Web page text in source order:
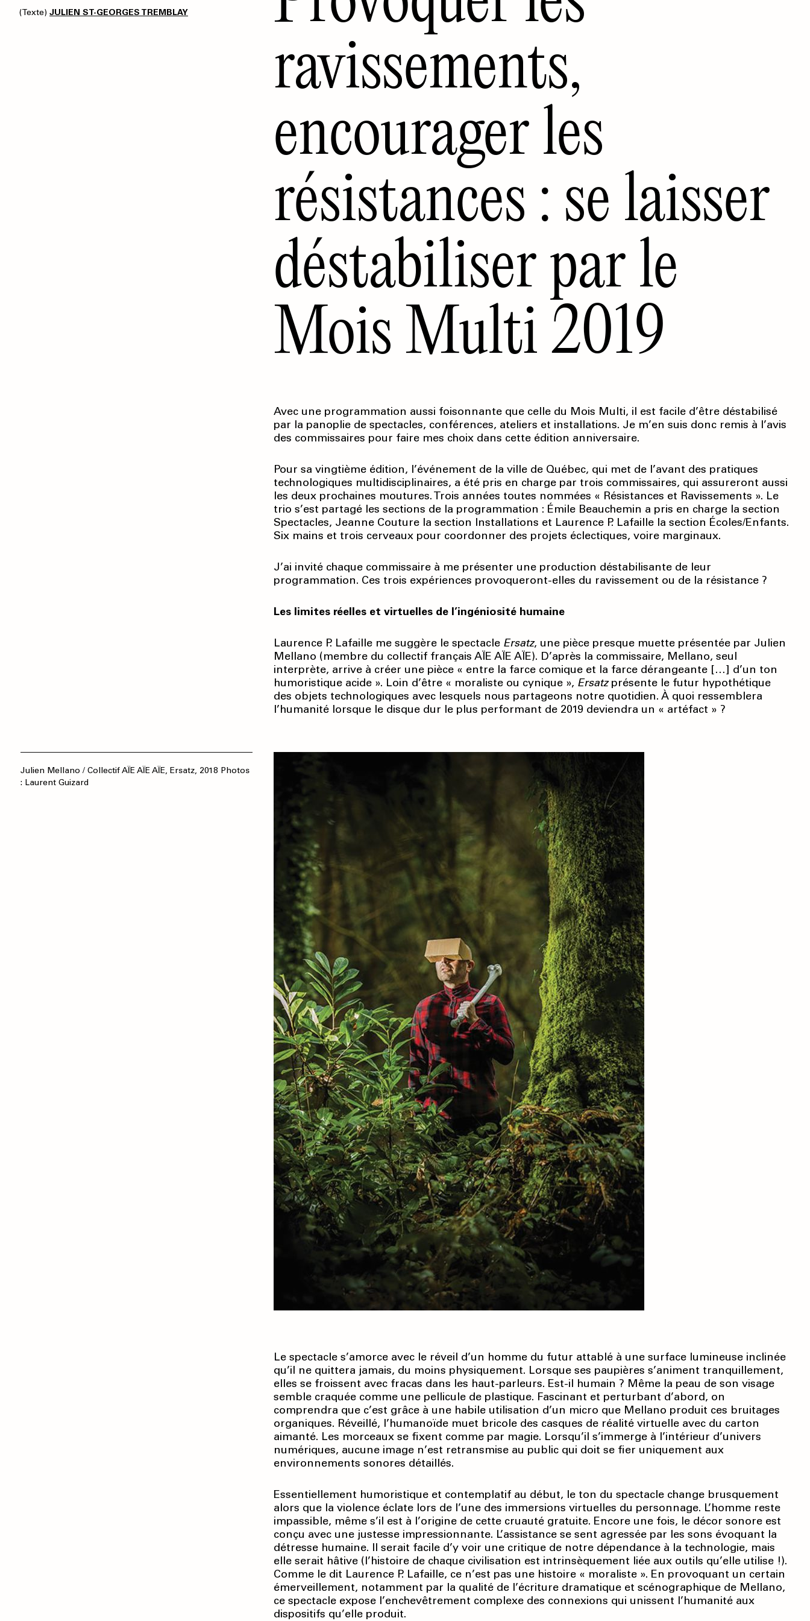
(Texte) JULIEN ST-GEORGES TREMBLAY
ravissements,
encourager les
résistances : se laisser
déstabiliser par le
Mois Multi 2019
Avec une programmation aussi foisonnante que celle du Mois Multi, il est facile d’être déstabilisé
par la panoplie de spectacles, conférences, ateliers et installations. Je m’en suis donc remis à l’avis
des commissaires pour faire mes choix dans cette édition anniversaire.
Pour sa vingtième édition, l’événement de la ville de Québec, qui met de l’avant des pratiques
technologiques multidisciplinaires, a été pris en charge par trois commissaires, qui assureront aussi
les deux prochaines moutures. Trois années toutes nommées « Résistances et Ravissements ». Le
trio s’est partagé les sections de la programmation : Émile Beauchemin a pris en charge la section
Spectacles, Jeanne Couture la section Installations et Laurence P. Lafaille la section Écoles/Enfants.
Six mains et trois cerveaux pour coordonner des projets éclectiques, voire marginaux.
J’ai invité chaque commissaire à me présenter une production déstabilisante de leur
programmation. Ces trois expériences provoqueront-elles du ravissement ou de la résistance ?
Les limites réelles et virtuelles de l’ingéniosité humaine
Laurence P. Lafaille me suggère le spectacle Ersatz, une pièce presque muette présentée par Julien
Mellano (membre du collectif français AÏE AÏE AÏE). D’après la commissaire, Mellano, seul
interprète, arrive à créer une pièce « entre la farce comique et la farce dérangeante […] d’un ton
humoristique acide ». Loin d’être « moraliste ou cynique », Ersatzprésente le futur hypo­thétique
des objets technologiques avec lesquels nous partageons notre quotidien. À quoi ressemblera
l’humanité lorsque le disque dur le plus performant de 2019 de­viendra un « artéfact » ?
Julien Mellano / Collectif AÏE AÏE AÏE, Ersatz, 2018 Photos
: Laurent Guizard
Le spectacle s’amorce avec le réveil d’un homme du futur attablé à une surface lumineuse inclinée
qu’il ne quittera jamais, du moins physiquement. Lorsque ses paupières s’animent tranquillement,
elles se froissent avec fracas dans les haut-parleurs. Est-il humain ? Même la peau de son visage
semble craquée comme une pellicule de plastique. Fascinant et perturbant d’abord, on
comprendra que c’est grâce à une habile utilisation d’un micro que Mellano produit ces bruitages
organiques. Réveillé, l’humanoïde muet bricole des casques de réalité virtuelle avec du carton
aimanté. Les morceaux se fixent comme par magie. Lorsqu’il s’immerge à l’intérieur d’univers
numériques, aucune image n’est re­transmise au public qui doit se fier uniquement aux
environnements sonores détaillés.
Essentiellement humoristique et contem­platif au début, le ton du spectacle change brusquement
alors que la violence éclate lors de l’une des immersions virtuelles du personnage. L’homme reste
impassible, même s’il est à l’origine de cette cruauté gratuite. Encore une fois, le décor sonore est
conçu avec une justesse impressionnante. L’assistance se sent agressée par les sons évoquant la
détresse humaine. Il serait facile d’y voir une critique de notre dépendance à la technologie, mais
elle serait hâtive (l’histoire de chaque civilisation est intrin­sèquement liée aux outils qu’elle utilise !).
Comme le dit Laurence P. Lafaille, ce n’est pas une histoire « moraliste ». En provoquant un certain
émerveillement, notamment par la qualité de l’écriture dramatique et scénographique de Mellano,
ce spectacle expose l’enchevêtrement complexe des connexions qui unissent l’humanité aux
dispositifs qu’elle produit.